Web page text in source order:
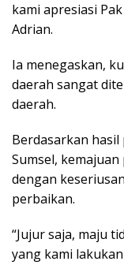
kami apresiasi
Adrian.
Ia menegaskan,
daerah sangat
daerah.
Berdasarkan
Sumsel,
dengan
perbaikan.
“Jujur saja, maju
yang kami